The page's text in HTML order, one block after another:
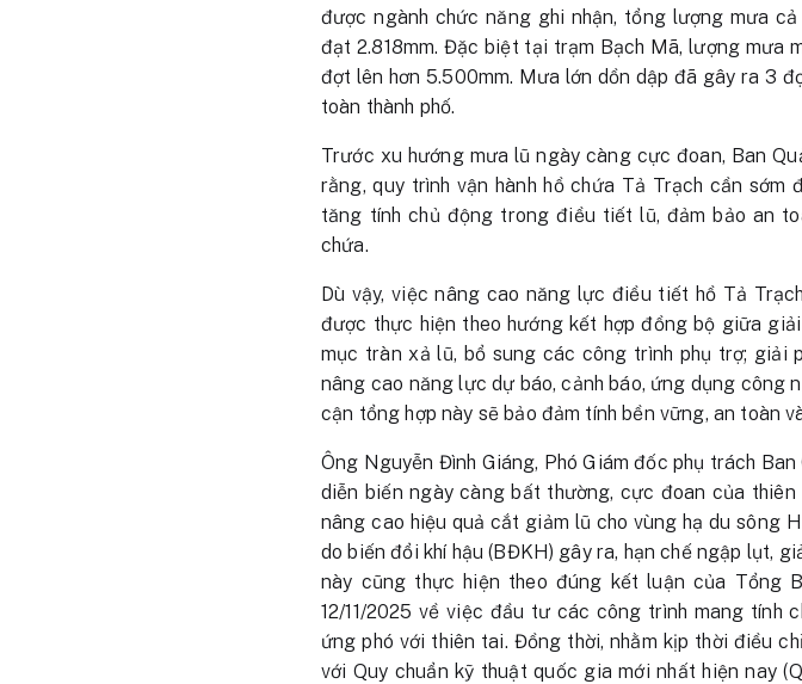
được ngành chức năng ghi nhận, tổng lượng mưa
đạt 2.818mm. Đặc biệt tại trạm Bạch Mã, lượng mưa
đợt lên hơn 5.500mm. Mưa lớn dồn dập đã gây ra 3
toàn thành phố.
Trước xu hướng mưa lũ ngày càng cực đoan, Ban
rằng, quy trình vận hành hồ chứa Tả Trạch cần sớm
tăng tính chủ động trong điều tiết lũ, đảm bảo an
chứa.
Dù vậy, việc nâng cao năng lực điều tiết hồ Tả
được thực hiện theo hướng kết hợp đồng bộ giữa
mục tràn xả lũ, bổ sung các công trình phụ trợ; giải
nâng cao năng lực dự báo, cảnh báo, ứng dụng công
cận tổng hợp này sẽ bảo đảm tính bền vững, an toàn
Ông Nguyễn Đình Giáng, Phó Giám đốc phụ trách
diễn biến ngày càng bất thường, cực đoan của
nâng cao hiệu quả cắt giảm lũ cho vùng hạ du sông
do biến đổi khí hậu (BĐKH) gây ra, hạn chế ngập lụt,
này cũng thực hiện theo đúng kết luận của Tổng
12/11/2025 về việc đầu tư các công trình mang tính
ứng phó với thiên tai. Đồng thời, nhằm kịp thời điều
với Quy chuẩn kỹ thuật quốc gia mới nhất hiện nay